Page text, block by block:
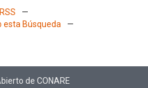
RSS
—
esta Búsqueda
—
de CONARE